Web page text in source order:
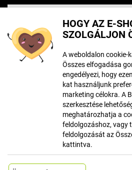
HOGY AZ E-
SZOLGÁLJON
A weboldalon cookie-
Összes elfogadása
engedélyezi, hogy
kat használjunk
marketing célokra. A
szerkesztése
meghatározhatja a
feldolgozáshoz, vagy
feldolgozását az
kattintva.
Egyetértek személyes adatok
© Szerzői jog
Minden jog
Klasszikus verzió